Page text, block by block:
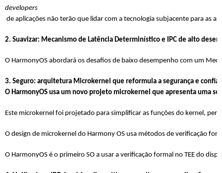
developers
de aplicações não terão que lidar com a tecnologia subjacente para as
2. Suavizar: Mecanismo de Latência Determinístico e IPC de alto
O HarmonyOS abordará os desafios de baixo desempenho com um
3. Seguro: arquitetura Microkernel que reformula a segurança e
O HarmonyOS usa um novo projeto microkernel que apresenta uma
Este microkernel foi projetado para simplificar as funções do kernel,
O design de microkernel do Harmony OS usa métodos de verificação
O HarmonyOS é o primeiro SO a usar a verificação formal no TEE do